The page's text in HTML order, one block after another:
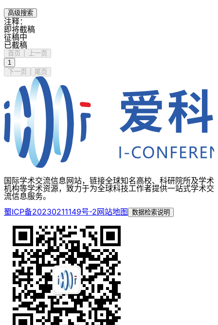
高级搜索
注释：
即将截稿
征稿中
已截稿
首页
上一页
1
下一页
尾页
国际学术交流信息网站，链接全球知名高校、科研院所及学术
机构等学术资源，致力于为全球科技工作者提供一站式学术交
流信息服务。
蜀ICP备20230211149号-2网站地图 数据检索说明